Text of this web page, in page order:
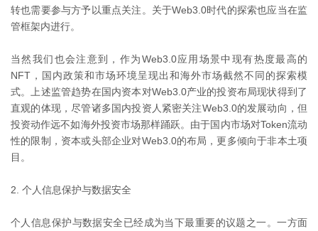
转也需要参与方予以重点关注。关于Web3.0时代的探索也应当在监
管框架内进行。
当然我们也会注意到，作为Web3.0应用场景中现有热度最高的
NFT，国内政策和市场环境呈现出和海外市场截然不同的探索模
式。上述监管趋势在国内资本对Web3.0产业的投资布局现状得到了
直观的体现，尽管诸多国内投资人紧密关注Web3.0的发展动向，但
投资动作远不如海外投资市场那样踊跃。由于国内市场对Token流动
性的限制，资本或头部企业对Web3.0的布局，更多倾向于非本土项
目。
2. 个人信息保护与数据安全
个人信息保护与数据安全已经成为当下最重要的议题之一。一方面